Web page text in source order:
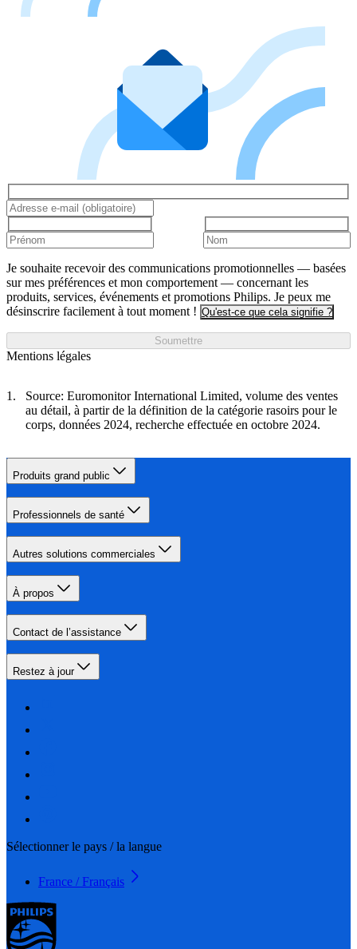
Je souhaite recevoir des communications promotionnelles — basées
sur mes préférences et mon comportement — concernant les
produits, services, événements et promotions Philips. Je peux me
désinscrire facilement à tout moment ! Qu'est-ce que cela signifie ?
Soumettre
Mentions légales
Source: Euromonitor International Limited, volume des ventes
au détail, à partir de la définition de la catégorie rasoirs pour le
corps, données 2024, recherche effectuée en octobre 2024.
Produits grand public
Professionnels de santé
Autres solutions commerciales
À propos
Contact de l’assistance
Restez à jour
Sélectionner le pays / la langue
France / Français